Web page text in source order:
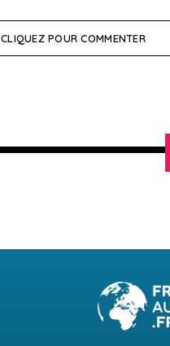
CLIQUEZ POUR COMMENTER